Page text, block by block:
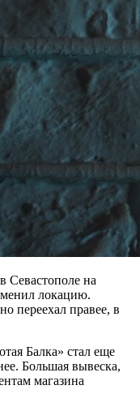
Севастополе на
локацию.
переехал правее, в
Балка» стал еще
Большая вывеска,
магазина